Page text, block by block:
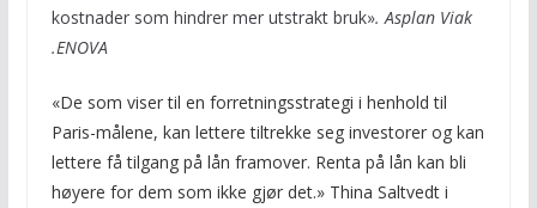
kostnader som hindrer mer utstrakt bruk». Asplan Viak
.ENOVA
«De som viser til en forretningsstrategi i henhold til
Paris-målene, kan lettere tiltrekke seg investorer og kan
lettere få tilgang på lån framover. Renta på lån kan bli
høyere for dem som ikke gjør det.» Thina Saltvedt i